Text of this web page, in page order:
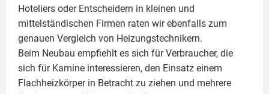
Hoteliers oder Entscheidern in kleinen und
mittelständischen Firmen raten wir ebenfalls zum
genauen Vergleich von Heizungstechnikern.
Beim Neubau empfiehlt es sich für Verbraucher, die
sich für Kamine interessieren, den Einsatz einem
Flachheizkörperin Betracht zu ziehen und mehrere